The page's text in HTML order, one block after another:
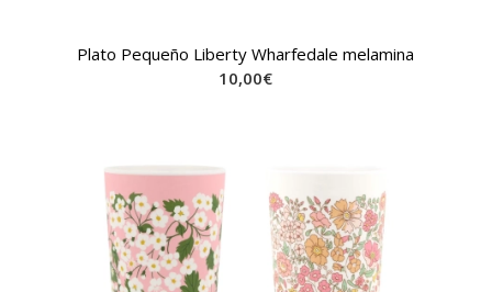
Plato Pequeño Liberty Wharfedale melamina
10,00€